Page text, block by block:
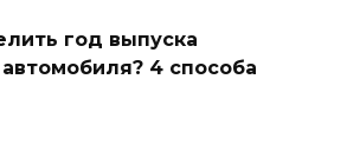
год выпуска
4 способа